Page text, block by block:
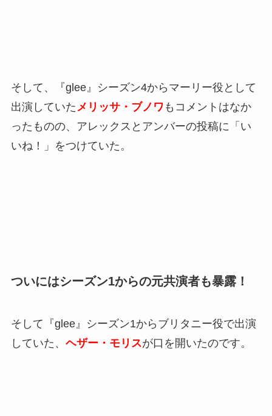
そして、『glee』シーズン4からマーリー役として
出演していた メリッサ・ブノワ もコメントはなか
ったものの、アレックスとアンバーの投稿に「い
いね！」をつけていた。
ついにはシーズン1からの元共演者も暴露！
そして『glee』シーズン1からブリタニー役で出演
していた、 ヘザー・モリスが口を開いたのです。